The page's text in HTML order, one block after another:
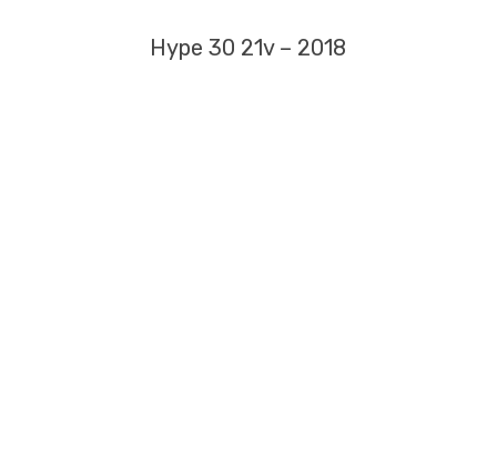
Hype 30 21v – 2018